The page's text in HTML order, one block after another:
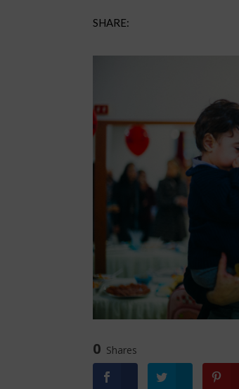
SHARE:
0 Shares